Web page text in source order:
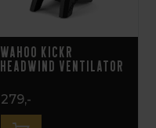
Wahoo KICKR
Headwind Ventilator
279,-